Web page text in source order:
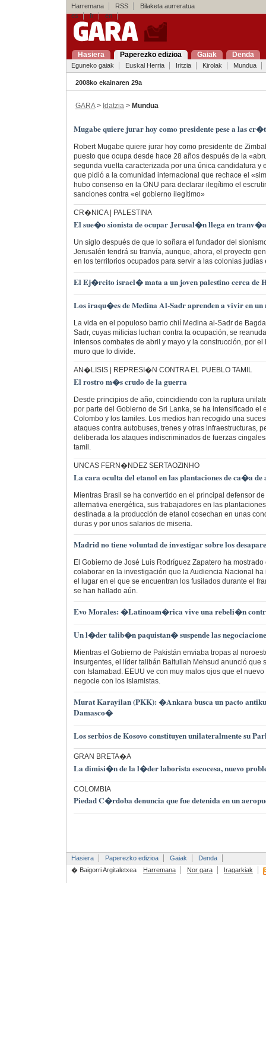
Harremana RSS
Bilaketa aurreratua
es
fr en
Hasiera Paperezko edizioa Gaiak Denda
Eguneko gaiak Euskal Herria Iritzia Kirolak Mundua
2008ko ekainaren 29a
GARA> Idatzia > Mundua
Mugabe quiere jurar hoy como presidente pese a las
Robert Mugabe quiere jurar hoy como presidente de
puesto que ocupa desde hace 28 años después de la
segunda vuelta caracterizada por una única candidatura y
que pidió a la comunidad internacional que rechace el
hubo consenso en la ONU para declarar ilegítimo el
sanciones contra «el gobierno ilegítimo»
CR�NICA | PALESTINA
El sue�o sionista de ocupar Jerusal�n llega en tranv�a
Un siglo después de que lo soñara el fundador del
Jerusalén tendrá su tranvía, aunque, ahora, el proyecto
en los territorios ocupados para servir a las colonias judías
El Ej�rcito israel� mata a un joven palestino cerca de
Los iraqu�es de Medina Al-Sadr aprenden a vivir en un
La vida en el populoso barrio chií Medina al-Sadr de
Sadr, cuyas milicias luchan contra la ocupación, se
intensos combates de abril y mayo y la construcción, por el
muro que lo divide.
AN�LISIS | REPRESI�N CONTRA EL PUEBLO TAMIL
El rostro m�s crudo de la guerra
Desde principios de año, coincidiendo con la ruptura
por parte del Gobierno de Sri Lanka, se ha intensificado el
Colombo y los tamiles. Los medios han recogido una
ataques contra autobuses, trenes y otras infraestructuras,
deliberada los ataques indiscriminados de fuerzas
tamil.
UNCAS FERN�NDEZ SERTAOZINHO
La cara oculta del etanol en las plantaciones de ca�a
Mientras Brasil se ha convertido en el principal defensor
alternativa energética, sus trabajadores en las
destinada a la producción de etanol cosechan en unas
duras y por unos salarios de miseria.
Madrid no tiene voluntad de investigar sobre los
El Gobierno de José Luis Rodríguez Zapatero ha
colaborar en la investigación que la Audiencia Nacional
el lugar en el que se encuentran los fusilados durante el
se han hallado aún.
Evo Morales: �Latinoam�rica vive una rebeli�n
Un l�der talib�n paquistan� suspende las
Mientras el Gobierno de Pakistán enviaba tropas al
insurgentes, el líder talibán Baitullah Mehsud anunció que
con Islamabad. EEUU ve con muy malos ojos que el
negocie con los islamistas.
Murat Karayilan (PKK): �Ankara busca un pacto
Damasco�
Los serbios de Kosovo constituyen unilateralmente su
GRAN BRETA�A
La dimisi�n de la l�der laborista escocesa, nuevo
COLOMBIA
Piedad C�rdoba denuncia que fue detenida en un
Hasiera Paperezko edizioa Gaiak
Denda
� Baigorri Argitaletxea
Harremana Nor gara Iragarkiak